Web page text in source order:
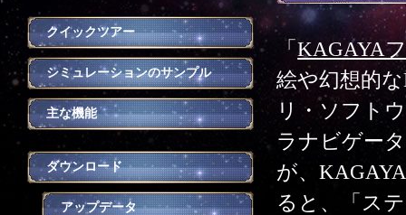
「KAGAYA
絵や幻想的
リ・ソフト
ラナビゲー
が、
ると、「ス
クイックツアー
シミュレーションのサンプル
主な機能
ダウンロード
アップデータ